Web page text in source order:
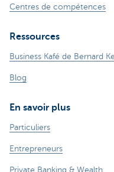
Centres de compétences
Ressources
Business Kafé de Bernard
Blog
En savoir plus
Particuliers
Entrepreneurs
Private Banking & Wealth